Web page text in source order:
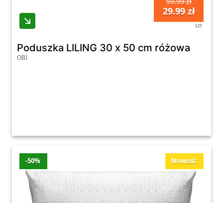
29.99 zł
szt
Poduszka LILING 30 x 50 cm różowa
OBI
Nowość
-50%